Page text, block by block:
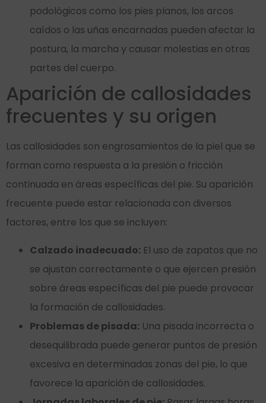
podológicos como los pies planos, los arcos
caídos o las uñas encarnadas pueden afectar la
postura, la marcha y causar molestias en otras
partes del cuerpo.
Aparición de callosidades
frecuentes y su origen
Las callosidades son engrosamientos de la piel que se
forman como respuesta a la presión o fricción
continuada en áreas específicas del pie. Su aparición
frecuente puede estar relacionada con diversos
factores, entre los que se incluyen:
Calzado inadecuado: El uso de zapatos que no
se ajustan correctamente o que ejercen presión
sobre áreas específicas del pie puede provocar
la formación de callosidades.
Problemas de pisada: Una pisada incorrecta o
desequilibrada puede generar puntos de presión
excesiva en determinadas zonas del pie, lo que
favorece la aparición de callosidades.